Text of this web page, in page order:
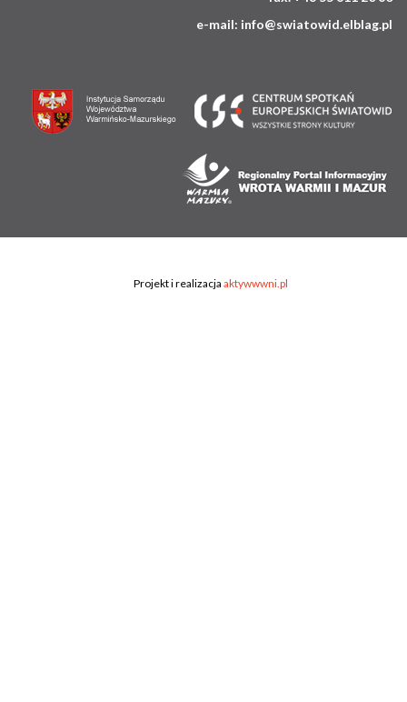
e-mail: info@swiatowid.elblag.pl
Projekt i realizacja aktywwwni.pl